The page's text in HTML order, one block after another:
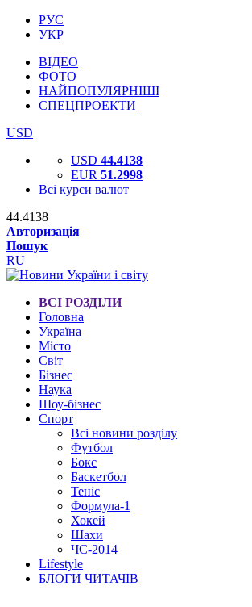
РУС
УКР
ВІДЕО
ФОТО
НАЙПОПУЛЯРНІШІ
СПЕЦПРОЕКТИ
USD
USD 44.4138
EUR 51.2998
Всі курси валют
44.4138
Авторизація
Пошук
RU
ВСІ РОЗДІЛИ
Головна
Україна
Місто
Світ
Бізнес
Наука
Шоу-бізнес
Спорт
Всі новини розділу
Футбол
Бокс
Баскетбол
Теніс
Формула-1
Хокей
Шахи
ЧС-2014
Lifestyle
БЛОГИ ЧИТАЧІВ